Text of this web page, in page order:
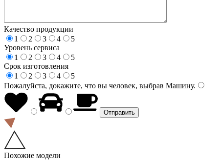
Качество продукции
1
2 3 4
5
Уровень сервиса
1
2 3 4
5
Срок изготовления
1
2 3 4
5
Пожалуйста, докажите, что вы человек, выбрав Машину.
Похожие модели